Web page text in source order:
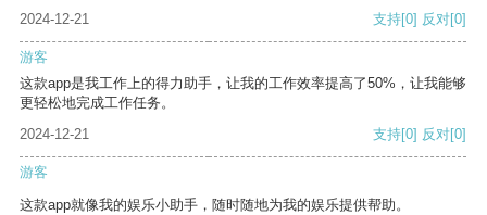
2024-12-21 支持[0] 反对[0]
游客
这款app是我工作上的得力助手，让我的工作效率提高了50%，让我能够
更轻松地完成工作任务。
2024-12-21
支持[0] 反对[0]
游客
这款app就像我的娱乐小助手，随时随地为我的娱乐提供帮助。